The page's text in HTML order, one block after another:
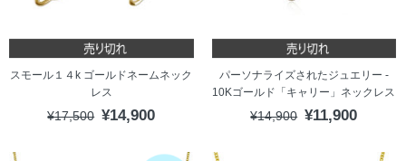
スモール１４k ゴールドネームネック
レス
¥17,500 ¥14,900
パーソナライズされたジュエリー -
10Kゴールド「キャリー」ネックレス
¥14,900 ¥11,900